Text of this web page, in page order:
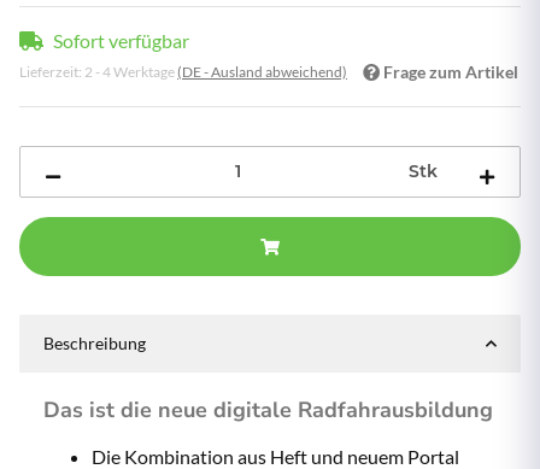
Sofort verfügbar
Lieferzeit: 2 - 4 Werktage(DE - Ausland abweichend) Frage zum Artikel
Stk
Beschreibung
Das ist die neue digitale Radfahrausbildung
Die Kombination aus Heft und neuem Portal